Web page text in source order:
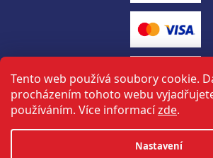
Tento web používá soubory cookie.
procházením tohoto webu
používáním. Více informacízde.
Nastavení
Vytvořil Shoptet